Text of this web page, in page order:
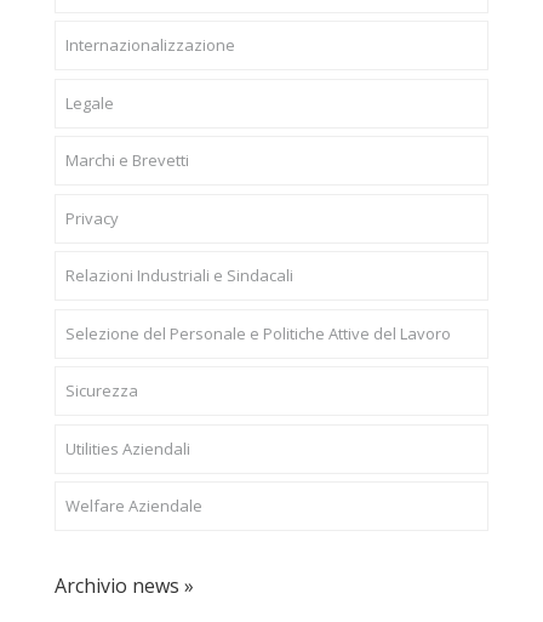
Internazionalizzazione
Legale
Marchi e Brevetti
Privacy
Relazioni Industriali e Sindacali
Selezione del Personale e Politiche Attive del Lavoro
Sicurezza
Utilities Aziendali
Welfare Aziendale
Archivio news »